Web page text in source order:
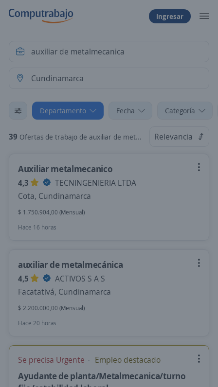
Ingresar
Departamento Fecha Categoría
39 Ofertas de trabajo de auxiliar de metalmecanica en Cundinamarca Relevancia
Auxiliar metalmecanico
4,3
TECNINGENIERIA LTDA
Cota, Cundinamarca
$ 1.750.904,00 (Mensual)
Hace 16 horas
auxiliar de metalmecánica
4,5
ACTIVOS S A S
Facatativá, Cundinamarca
$ 2.200.000,00 (Mensual)
Hace 20 horas
Se precisa Urgente Empleo destacado
Ayudante de planta/Metalmecanica/turno